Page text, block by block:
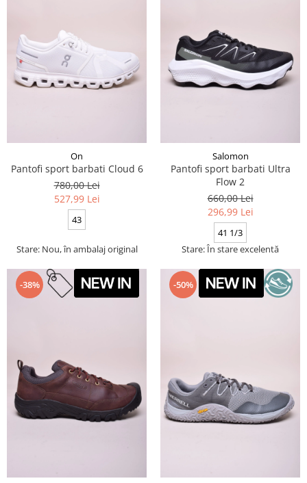
On
Pantofi sport barbati Cloud 6
780,00 Lei
527,99 Lei
43
Stare: Nou, în ambalaj original
Salomon
Pantofi sport barbati Ultra
Flow 2
660,00 Lei
296,99 Lei
41 1/3
Stare: În stare excelentă
-38% -50%